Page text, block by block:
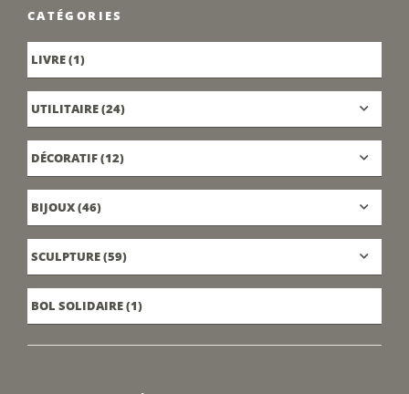
CATÉGORIES
LIVRE(1)
UTILITAIRE(24)
DÉCORATIF(12)
BIJOUX(46)
SCULPTURE(59)
BOL SOLIDAIRE(1)